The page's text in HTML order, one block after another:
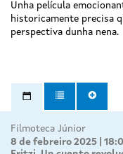
Unha película
historicamente precisa
perspectiva dunha nena.
Filmoteca Júnior
8 de febreiro 2025 |